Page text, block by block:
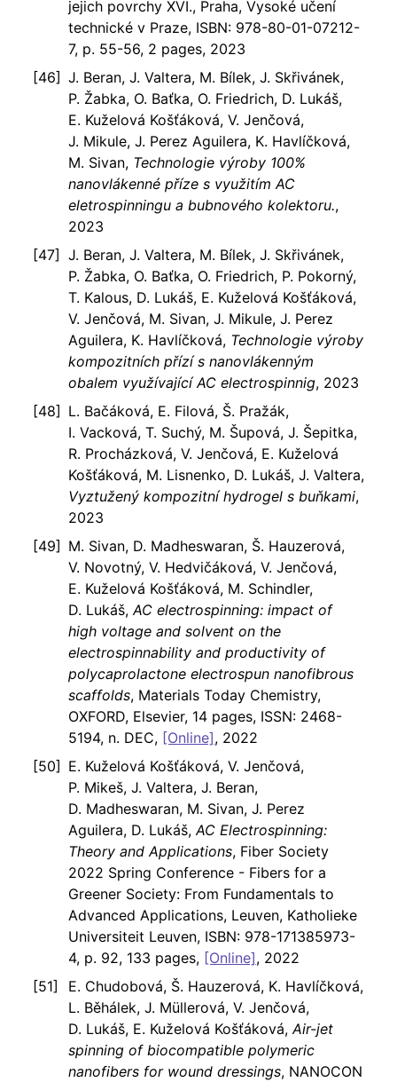
jejich povrchy XVI., Praha, Vysoké učení
technické v Praze, ISBN: 978-80-01-07212-
7, p. 55-56, 2 pages, 2023
J. Beran, J. Valtera, M. Bílek, J. Skřivánek,
P. Žabka, O. Baťka, O. Friedrich, D. Lukáš,
E. Kuželová Košťáková, V. Jenčová,
J. Mikule, J. Perez Aguilera, K. Havlíčková,
M. Sivan, Technologie výroby 100%
nanovlákenné příze s využitím AC
eletrospinningu a bubnového kolektoru.,
2023
J. Beran, J. Valtera, M. Bílek, J. Skřivánek,
P. Žabka, O. Baťka, O. Friedrich, P. Pokorný,
T. Kalous, D. Lukáš, E. Kuželová Košťáková,
V. Jenčová, M. Sivan, J. Mikule, J. Perez
Aguilera, K. Havlíčková, Technologie výroby
kompozitních přízí s nanovlákenným
obalem využívající AC electrospinnig, 2023
L. Bačáková, E. Filová, Š. Pražák,
I. Vacková, T. Suchý, M. Šupová, J. Šepitka,
R. Procházková, V. Jenčová, E. Kuželová
Košťáková, M. Lisnenko, D. Lukáš, J. Valtera,
Vyztužený kompozitní hydrogel s buňkami,
2023
M. Sivan, D. Madheswaran, Š. Hauzerová,
V. Novotný, V. Hedvičáková, V. Jenčová,
E. Kuželová Košťáková, M. Schindler,
D. Lukáš, AC electrospinning: impact of
high voltage and solvent on the
electrospinnability and productivity of
polycaprolactone electrospun nanofibrous
scaffolds, Materials Today Chemistry,
OXFORD, Elsevier, 14 pages, ISSN: 2468-
5194, n. DEC, [Online], 2022
E. Kuželová Košťáková, V. Jenčová,
P. Mikeš, J. Valtera, J. Beran,
D. Madheswaran, M. Sivan, J. Perez
Aguilera, D. Lukáš, AC Electrospinning:
Theory and Applications, Fiber Society
2022 Spring Conference - Fibers for a
Greener Society: From Fundamentals to
Advanced Applications, Leuven, Katholieke
Universiteit Leuven, ISBN: 978-171385973-
4, p. 92, 133 pages, [Online], 2022
E. Chudobová, Š. Hauzerová, K. Havlíčková,
L. Běhálek, J. Müllerová, V. Jenčová,
D. Lukáš, E. Kuželová Košťáková, Air-jet
spinning of biocompatible polymeric
nanofibers for wound dressings, NANOCON